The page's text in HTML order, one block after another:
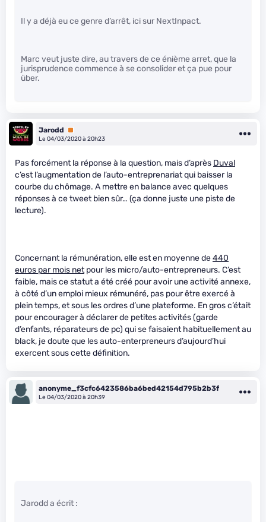
Il y a déjà eu ce genre d’arrêt, ici sur NextInpact.
Marc veut juste dire, au travers de ce énième arret, que la
jurisprudence commence à se consolider et ça pue pour
über.
Jarodd
Premium
Le 04/03/2020 à 20h23
Pas forcément la réponse à la question, mais d’après Duval
c’est l’augmentation de l’auto-entreprenariat qui baisser la
courbe du chômage. A mettre en balance avec quelques
réponses à ce tweet bien sûr… (ça donne juste une piste de
lecture).
Concernant la rémunération, elle est en moyenne de440
euros par mois netpour les micro/auto-entrepreneurs. C’est
faible, mais ce statut a été créé pour avoir une activité annexe,
à côté d’un emploi mieux rémunéré, pas pour être exercé à
plein temps, et sous les ordres d’une plateforme. En gros c’était
pour encourager à déclarer de petites activités (garde
d’enfants, réparateurs de pc) qui se faisaient habituellement au
black, je doute que les auto-enterpreneurs d’aujourd’hui
exercent sous cette définition.
anonyme_f3cfc6423586ba6bed42154d795b2b3f
Le 04/03/2020 à 20h39
Jarodd a écrit :